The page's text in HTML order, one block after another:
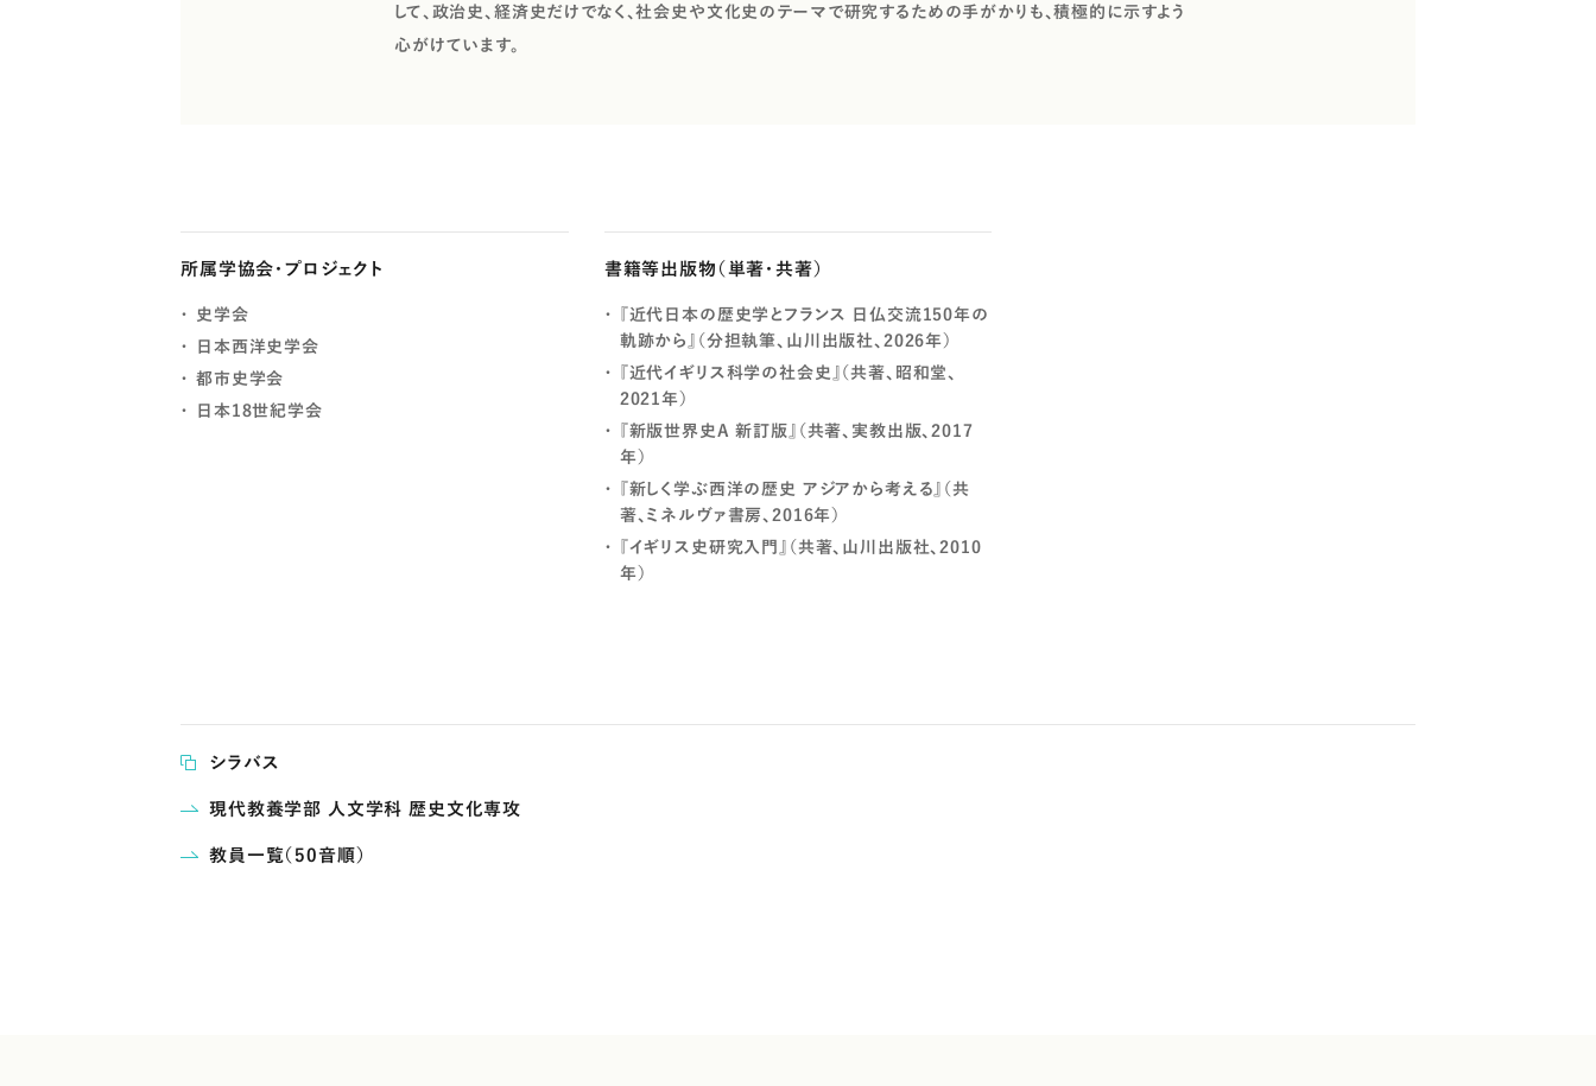
して、政治史、経済史だけでなく、社会史や文化史のテーマで研究するための手がかりも、積極的に示すよう
心がけています。
所属学協会・プロジェクト
史学会
日本西洋史学会
都市史学会
日本18世紀学会
書籍等出版物（単著・共著）
『近代日本の歴史学とフランス 日仏交流150年の
軌跡から』（分担執筆、山川出版社、2026年）
『近代イギリス科学の社会史』（共著、昭和堂、
2021年）
『新版世界史A 新訂版』（共著、実教出版、2017
年）
『新しく学ぶ西洋の歴史 アジアから考える』（共
著、ミネルヴァ書房、2016年）
『イギリス史研究入門』（共著、山川出版社、2010
年）
シラバス
現代教養学部 人文学科 歴史文化専攻
教員一覧（50音順）